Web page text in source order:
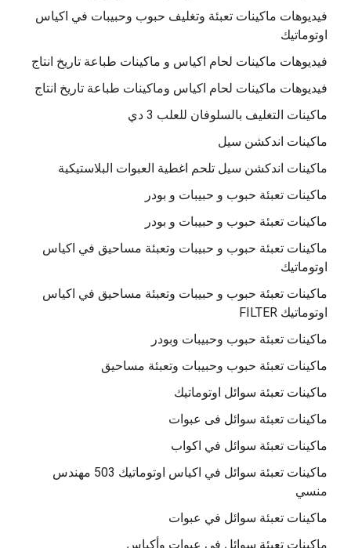
فيديوهات ماكينات تعبئة وتغليف حبوب وحبيبات في اكياس
اوتوماتيك
فيديوهات ماكينات لحام اكياس و ماكينات طباعة تاريخ انتاج
فيديوهات ماكينات لحام اكياس وماكينات طباعة تاريخ انتاج
ماكينات التغليف بالسلوفان للعلب 3 دي
ماكينات اندكشن سيل
ماكينات اندكشن سيل تلحم اغطية العبوات البلاستيكية
ماكينات تعبئة حبوب و حبيبات و بودر
ماكينات تعبئة حبوب و حبيبات و بودر
ماكينات تعبئة حبوب و حبيبات وتعبئة مساحيق في اكياس
اوتوماتيك
ماكينات تعبئة حبوب و حبيبات وتعبئة مساحيق في اكياس
اوتوماتيك FILTER
ماكينات تعبئة حبوب وحبيبات وبودر
ماكينات تعبئة حبوب وحبيبات وتعبئة مساحيق
ماكينات تعبئة سوائل اوتوماتيك
ماكينات تعبئة سوائل فى عبوات
ماكينات تعبئة سوائل في اكواب
ماكينات تعبئة سوائل في اكياس اوتوماتيك 503 مهندس
منسي
ماكينات تعبئة سوائل في عبوات
ماكينات تعبئة سوائل في عبوات وأكياس